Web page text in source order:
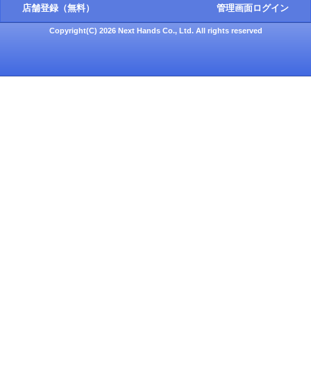
店舗登録（無料） 管理画面ログイン
Copyright(C) 2026 Next Hands Co., Ltd. All rights reserved